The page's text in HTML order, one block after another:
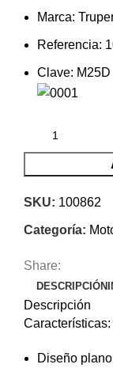
Marca:
Referencia:
Clave: M25D
SKU: 100862
Categoría:
Share:
DESCRIPCIÓN
Descripción
Características:
Diseño